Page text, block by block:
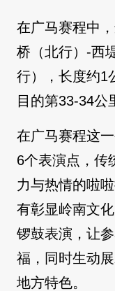
在广马赛程中
桥（北行）-西
行），长度约1
目的第33-34公
在广马赛程这
6个表演点，传
力与热情的啦
有彰显岭南文
锣鼓表演，让
福，同时生动
地方特色。